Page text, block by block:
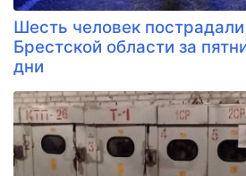
Шесть человек
Брестской области за
дни